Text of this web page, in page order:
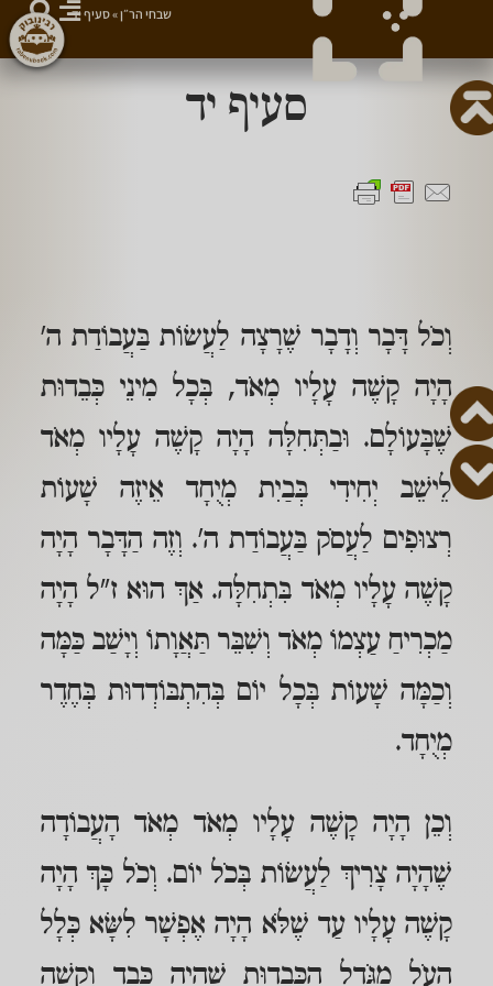
סעיף יד
וְכֹל דָּבָר וְדָבָר שֶׁרָצָה לַעֲשׂוֹת בַּעֲבוֹדַת ה'
הָיָה קָשֶׁה עָלָיו מְאֹד, בְּכָל מִינֵי כְּבֵדוּת
שֶׁבָּעוֹלָם. וּבַתְּחִלָּה הָיָה קָשֶׁה עָלָיו מְאֹד
לֵישֵׁב יְחִידִי בְּבַיִת מְיֻחָד אֵיזֶה שָׁעוֹת
רְצוּפִים לַעֲסֹק בַּעֲבוֹדַת ה'. וְזֶה הַדָּבָר הָיָה
קָשֶׁה עָלָיו מְאֹד בִּתְחִלָּה. אַךְ הוּא ז"ל הָיָה
מַכְרִיחַ עַצְמוֹ מְאֹד וְשִׁבֵּר תַּאֲוָתוֹ וְיָשַׁב כַּמָּה
וְכַמָּה שָׁעוֹת בְּכָל יוֹם בְּהִתְבּוֹדְדוּת בְּחֶדֶר
מְיֻחָד.
וְכֵן הָיָה קָשֶׁה עָלָיו מְאֹד מְאֹד הָעֲבוֹדָה
שֶׁהָיָה צָרִיךְ לַעֲשׂוֹת בְּכֹל יוֹם. וְכֹל כָּךְ הָיָה
קָשֶׁה עָלָיו עַד שֶׁלֹּא הָיָה אֶפְשָׁר לִשָּׂא כְּלָל
הָעֹל מִגֹּדֶל הַכְּבֵדוּת שֶׁהָיָה כָּבֵד וְקָשֶׁה
שבחי הר״ן»סעיף יד